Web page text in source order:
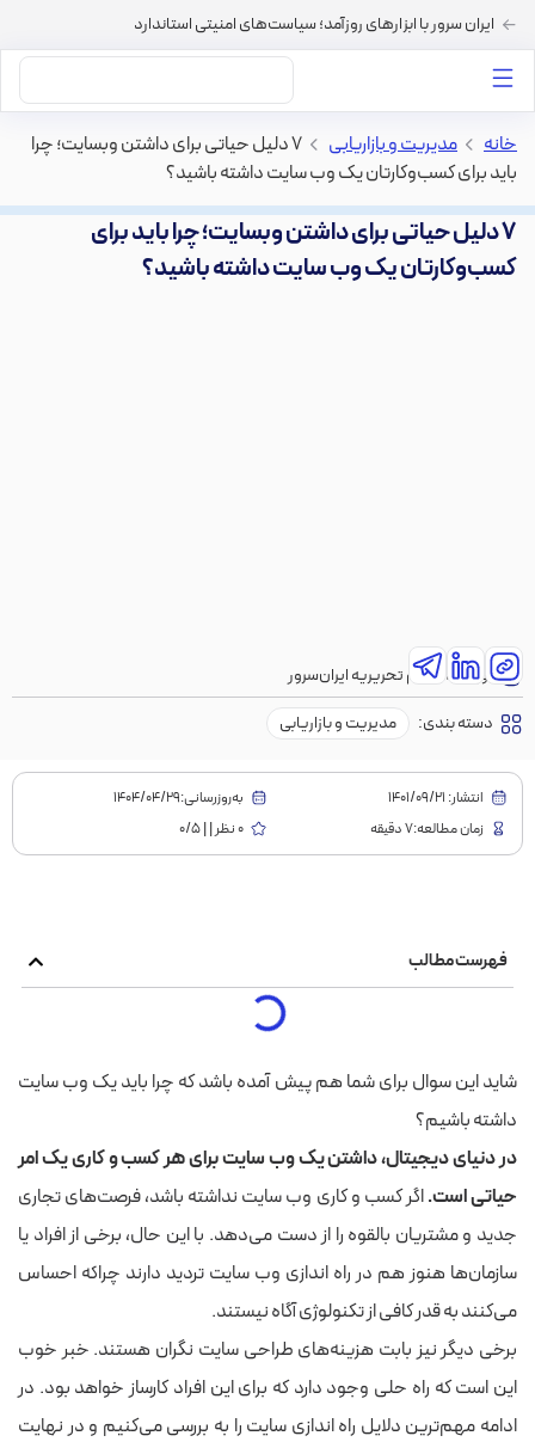
ایران سرور با ابزارهای روزآمد؛ سیاست‌های امنیتی استاندارد
خانه > مدیریت و بازاریابی >
۷ دلیل حیاتی برای داشتن وبسایت؛ چرا
باید برای کسب‌وکارتان یک وب سایت داشته باشید؟
۷ دلیل حیاتی برای داشتن وبسایت؛ چرا باید برای
کسب‌وکارتان یک وب سایت داشته باشید؟
نویسنده:تیم تحریریه ایران‌سرور
دسته بندی:
مدیریت و بازاریابی
انتشار: 1401/09/21
به‌روز‌رسانی:۱۴۰۴/۰۴/۲۹
زمان مطالعه:7 دقیقه
0 نظر | | 0/5
فهرست مطالب
شاید این سوال برای شما هم پیش آمده باشد که چرا باید یک وب سایت
داشته باشیم؟
در دنیای دیجیتال، داشتن یک وب سایت برای هر کسب و کاری یک امر
حیاتی است.اگر کسب و کاری وب سایت نداشته باشد، فرصت‌های تجاری
جدید و مشتریان بالقوه را از دست می‌دهد. با این حال، برخی از افراد یا
سازمان‌ها هنوز هم در راه اندازی وب سایت تردید دارند چراکه احساس
می‌کنند به قدر کافی از تکنولوژی آگاه نیستند.
برخی دیگر نیز بابت هزینه‌های طراحی سایت نگران هستند. خبر خوب
این است که راه حلی وجود دارد که برای این افراد کارساز خواهد بود. در
ادامه مهم‌ترین دلایل راه اندازی سایت را به بررسی می‌کنیم و در نهایت